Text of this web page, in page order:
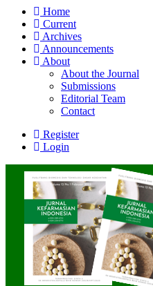
Home
Current
Archives
Announcements
About
About the Journal
Submissions
Editorial Team
Contact
Register
Login